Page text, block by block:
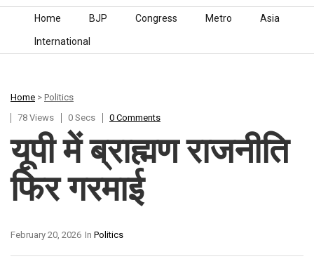
Skip to content
Home BJP Congress Metro Asia
International
Home > Politics
78 Views
0 Secs 0 Comments
यूपी में ब्राह्मण राजनीति
फिर गरमाई
In Politics
February 20, 2026